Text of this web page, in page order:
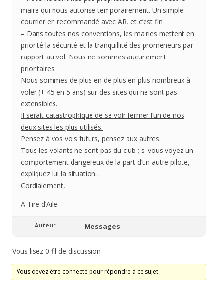
maire qui nous autorise temporairement. Un simple
courrier en recommandé avec AR, et c’est fini
– Dans toutes nos conventions, les mairies mettent en
priorité la sécurité et la tranquillité des promeneurs par
rapport au vol. Nous ne sommes aucunement
prioritaires.
Nous sommes de plus en de plus en plus nombreux à
voler (+ 45 en 5 ans) sur des sites qui ne sont pas
extensibles.
Il serait catastrophique de se voir fermer l’un de nos
deux sites les plus utilisés.
Pensez à vos vols futurs, pensez aux autres.
Tous les volants ne sont pas du club ; si vous voyez un
comportement dangereux de la part d’un autre pilote,
expliquez lui la situation…
Cordialement,
A Tire d’Aile
Auteur Messages
Vous lisez 0 fil de discussion
Vous devez être connecté pour répondre à ce sujet.